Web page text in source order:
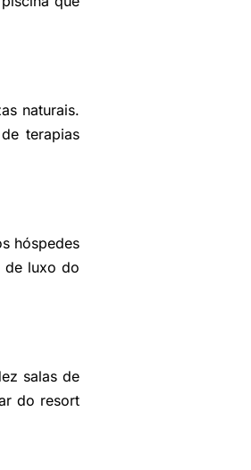
naturais.
terapias
hóspedes
de luxo do
salas de
do resort